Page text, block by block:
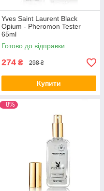
Yves Saint Laurent Black
Opium - Pheromon Tester
65ml
Готово до відправки
274 ₴ 298 ₴
Купити
–8%